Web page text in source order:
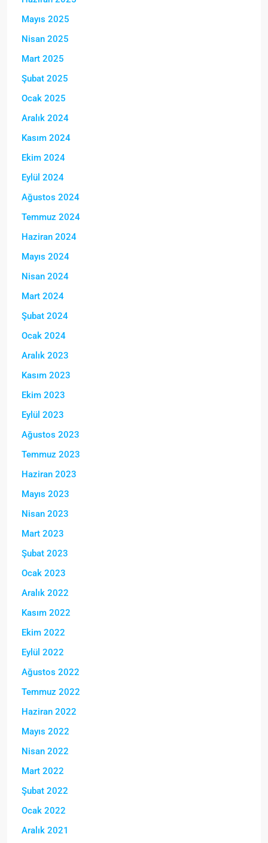
Mayıs 2025
Nisan 2025
Mart 2025
Şubat 2025
Ocak 2025
Aralık 2024
Kasım 2024
Ekim 2024
Eylül 2024
Ağustos 2024
Temmuz 2024
Haziran 2024
Mayıs 2024
Nisan 2024
Mart 2024
Şubat 2024
Ocak 2024
Aralık 2023
Kasım 2023
Ekim 2023
Eylül 2023
Ağustos 2023
Temmuz 2023
Haziran 2023
Mayıs 2023
Nisan 2023
Mart 2023
Şubat 2023
Ocak 2023
Aralık 2022
Kasım 2022
Ekim 2022
Eylül 2022
Ağustos 2022
Temmuz 2022
Haziran 2022
Mayıs 2022
Nisan 2022
Mart 2022
Şubat 2022
Ocak 2022
Aralık 2021